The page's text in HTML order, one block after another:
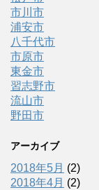
市川市
浦安市
八千代市
市原市
東金市
習志野市
流山市
野田市
アーカイブ
2018年5月 (2)
2018年4月 (2)